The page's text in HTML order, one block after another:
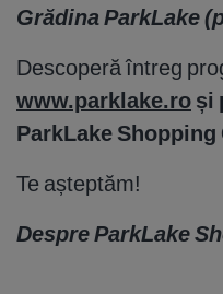
Grădina ParkLake
Descoperă întreg
www.parklake.ro și
ParkLake Shopping
Te așteptăm!
Despre ParkLake